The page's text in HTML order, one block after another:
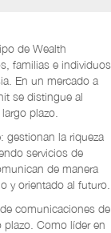
de Wealth
familias e individuos
En un mercado a
se distingue al
plazo.
gestionan la riqueza
servicios de
de manera
y orientado al futuro.
comunicaciones de
plazo. Como líder en